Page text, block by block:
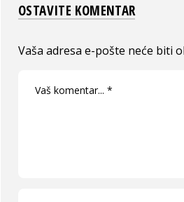
OSTAVITE KOMENTAR
Vaša adresa e-pošte neće biti